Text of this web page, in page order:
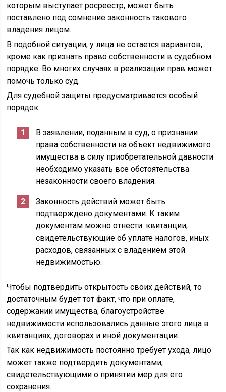
которым выступает росреестр, может быть
поставлено под сомнение законность такового
владения лицом.
В подобной ситуации, у лица не остается вариантов,
кроме как признать право собственности в судебном
порядке. Во многих случаях в реализации прав может
помочь только суд.
Для судебной защиты предусматривается особый
порядок:
В заявлении, поданным в суд, о признании
права собственности на объект недвижимого
имущества в силу приобретательной давности
необходимо указать все обстоятельства
незаконности своего владения.
Законность действий может быть
подтверждено документами. К таким
документам можно отнести: квитанции,
свидетельствующие об уплате налогов, иных
расходов, связанных с владением этой
недвижимостью.
Чтобы подтвердить открытость своих действий, то
достаточным будет тот факт, что при оплате,
содержании имущества, благоустройстве
недвижимости использовались данные этого лица в
квитанциях, договорах и иной документации.
Так как недвижимость постоянно требует ухода, лицо
может также подтвердить документами,
свидетельствующими о принятии мер для его
сохранения.